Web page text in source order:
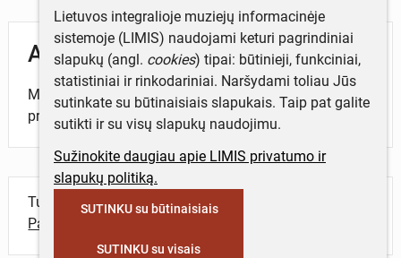
Aprašymas
Medalis skirtas P.Višinskio bibliotekos atidarymo
progai.
Turite daugiau informacijos apie objektą?
Parašykite mums!
Lietuvos integralioje muziejų informacinėje
sistemoje (LIMIS) naudojami keturi pagrindiniai
slapukų (angl. cookies) tipai: būtinieji, funkciniai,
statistiniai ir rinkodariniai. Naršydami toliau Jūs
sutinkate su būtinaisiais slapukais. Taip pat galite
sutikti ir su visų slapukų naudojimu.
Sužinokite daugiau apie LIMIS privatumo ir
slapukų politiką.
SUTINKU su būtinaisiais
SUTINKU su visais